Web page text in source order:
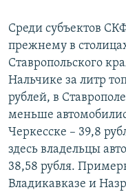
Среди субъектов
прежнему в
Ставропольского
Нальчике за литр
рублей, в
меньше
Черкесске – 39,8
здесь владельцы
38,58 рубля.
Владикавказе и